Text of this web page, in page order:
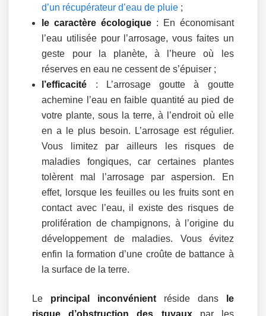
d’un récupérateur d’eau de pluie ;
le caractère écologique : En économisant
l’eau utilisée pour l’arrosage, vous faites un
geste pour la planète, à l’heure où les
réserves en eau ne cessent de s’épuiser ;
l’efficacité : L’arrosage goutte à goutte
achemine l’eau en faible quantité au pied de
votre plante, sous la terre, à l’endroit où elle
en a le plus besoin. L’arrosage est régulier.
Vous limitez par ailleurs les risques de
maladies fongiques, car certaines plantes
tolèrent mal l’arrosage par aspersion. En
effet, lorsque les feuilles ou les fruits sont en
contact avec l’eau, il existe des risques de
prolifération de champignons, à l’origine du
développement de maladies. Vous évitez
enfin la formation d’une croûte de battance à
la surface de la terre.
Le principal inconvénient réside dansle
risque d’obstruction des tuyauxpar les